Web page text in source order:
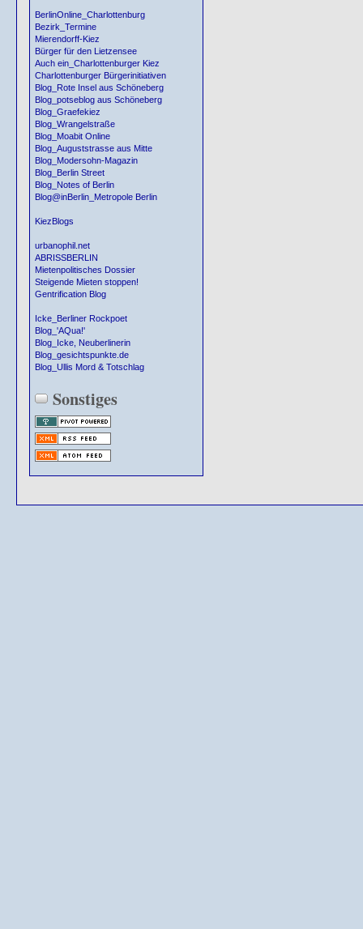
BerlinOnline_Charlottenburg
Bezirk_Termine
Mierendorff-Kiez
Bürger für den Lietzensee
Auch ein_Charlottenburger Kiez
Charlottenburger Bürgerinitiativen
Blog_Rote Insel aus Schöneberg
Blog_potseblog aus Schöneberg
Blog_Graefekiez
Blog_Wrangelstraße
Blog_Moabit Online
Blog_Auguststrasse aus Mitte
Blog_Modersohn-Magazin
Blog_Berlin Street
Blog_Notes of Berlin
Blog@inBerlin_Metropole Berlin
KiezBlogs
urbanophil.net
ABRISSBERLIN
Mietenpolitisches Dossier
Steigende Mieten stoppen!
Gentrification Blog
Icke_Berliner Rockpoet
Blog_'AQua!'
Blog_Icke, Neuberlinerin
Blog_gesichtspunkte.de
Blog_Ullis Mord & Totschlag
Sonstiges